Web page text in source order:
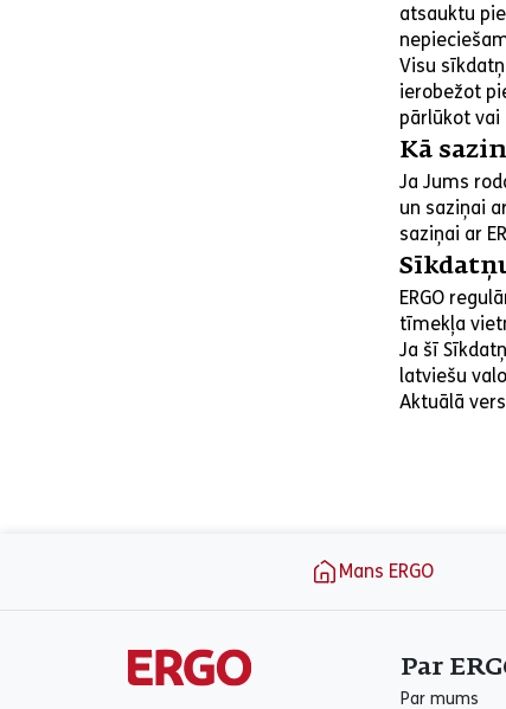
atsauktu
Visu
ierobežot
pārlūkot
Kā
Ja Jums
un saziņai
saziņai ar
ERGO
tīmekļa
Ja šī
latviešu
Aktuālā
aria_label_footerMans ERGO
Par
Par mums